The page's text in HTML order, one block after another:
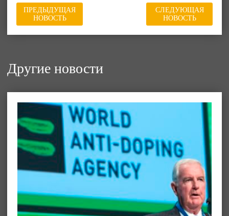
ПРЕДЫДУЩАЯ
НОВОСТЬ
СЛЕДУЮЩАЯ
НОВОСТЬ
Другие новости